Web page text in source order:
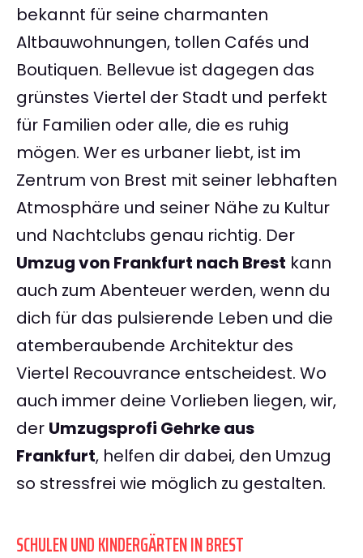
bekannt für seine charmanten
Altbauwohnungen, tollen Cafés und
Boutiquen. Bellevue ist dagegen das
grünstes Viertel der Stadt und perfekt
für Familien oder alle, die es ruhig
mögen. Wer es urbaner liebt, ist im
Zentrum von Brest mit seiner lebhaften
Atmosphäre und seiner Nähe zu Kultur
und Nachtclubs genau richtig. Der
Umzug von Frankfurt nach Brest kann
auch zum Abenteuer werden, wenn du
dich für das pulsierende Leben und die
atemberaubende Architektur des
Viertel Recouvrance entscheidest. Wo
auch immer deine Vorlieben liegen, wir,
der Umzugsprofi Gehrke aus
Frankfurt, helfen dir dabei, den Umzug
so stressfrei wie möglich zu gestalten.
SCHULEN UND KINDERGÄRTEN IN BREST